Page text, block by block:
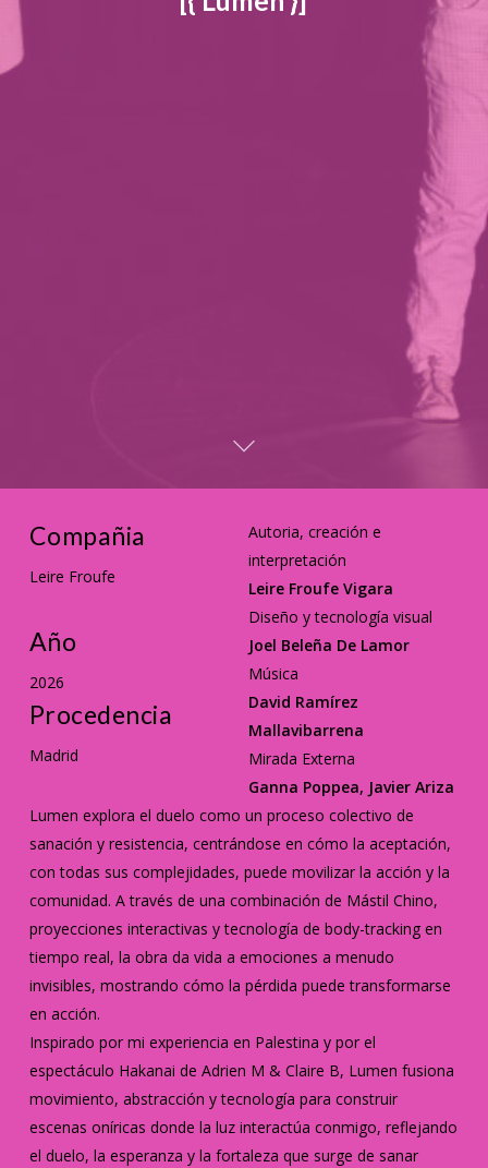
Compañia
Leire Froufe
Año
2026
Procedencia
Madrid
Autoria, creación e
interpretación
Leire Froufe Vigara
Diseño y tecnología visual
Joel Beleña De Lamor
Música
David Ramírez
Mallavibarrena
Mirada Externa
Ganna Poppea, Javier Ariza
Lumen explora el duelo como un proceso colectivo de
sanación y resistencia, centrándose en cómo la aceptación,
con todas sus complejidades, puede movilizar la acción y la
comunidad. A través de una combinación de Mástil Chino,
proyecciones interactivas y tecnología de body-tracking en
tiempo real, la obra da vida a emociones a menudo
invisibles, mostrando cómo la pérdida puede transformarse
en acción.
Inspirado por mi experiencia en Palestina y por el
espectáculo Hakanai de Adrien M & Claire B, Lumen fusiona
movimiento, abstracción y tecnología para construir
escenas oníricas donde la luz interactúa conmigo, reflejando
el duelo, la esperanza y la fortaleza que surge de sanar